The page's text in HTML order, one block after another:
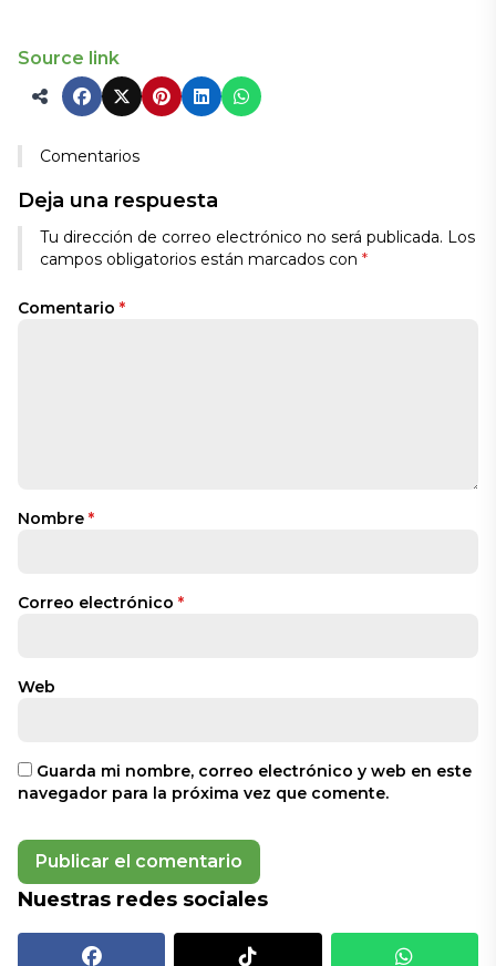
Source link
Comentarios
Deja una respuesta
Tu dirección de correo electrónico no será publicada. Los
campos obligatorios están marcados con *
Comentario *
Nombre *
Correo electrónico *
Web
Guarda mi nombre, correo electrónico y web en este
navegador para la próxima vez que comente.
Nuestras redes sociales